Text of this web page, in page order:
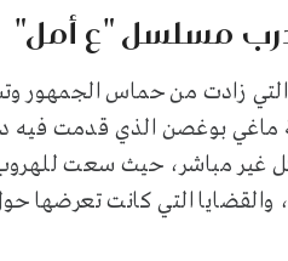
مسلسل "ع أمل"
زادت من حماس الجمهور
بوغصن الذي قدمت فيه دور
غير مباشر، حيث سعت
والقضايا التي كانت